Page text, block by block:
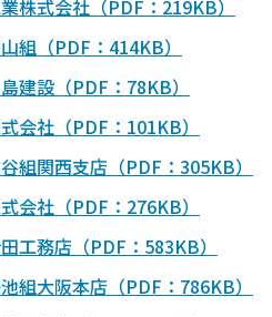
株式会社（PDF：219KB）
組（PDF：414KB）
建設（PDF：78KB）
会社（PDF：101KB）
組関西支店（PDF：305KB）
会社（PDF：276KB）
工務店（PDF：583KB）
組大阪本店（PDF：786KB）